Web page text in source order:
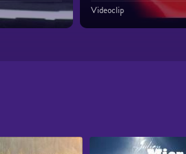
Videoclip